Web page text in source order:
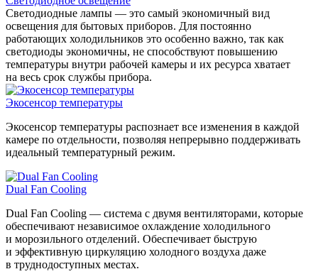
Светодиодные лампы — это самый экономичный вид
освещения для бытовых приборов. Для постоянно
работающих холодильников это особенно важно, так как
светодиоды экономичны, не способствуют повышению
температуры внутри рабочей камеры и их ресурса хватает
на весь срок службы прибора.
Экосенсор температуры
Экосенсор температуры распознает все изменения в каждой
камере по отдельности, позволяя непрерывно поддерживать
идеальный температурный режим.
Dual Fan Cooling
Dual Fan Cooling — система с двумя вентиляторами, которые
обеспечивают независимое охлаждение холодильного
и морозильного отделений. Обеспечивает быструю
и эффективную циркуляцию холодного воздуха даже
в труднодоступных местах.